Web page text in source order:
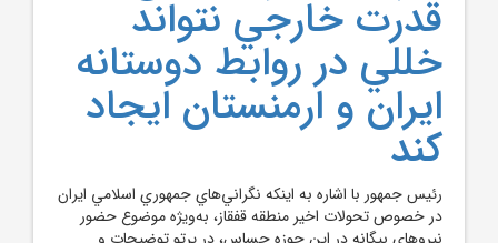
قدرت خارجي نتواند
خللي در روابط دوستانه
ايران و ارمنستان ايجاد
کند
رئيس جمهور با اشاره به اينکه نگراني‌هاي جمهوري اسلامي ايران
در خصوص تحولات اخير منطقه قفقاز، به‌ويژه موضوع حضور